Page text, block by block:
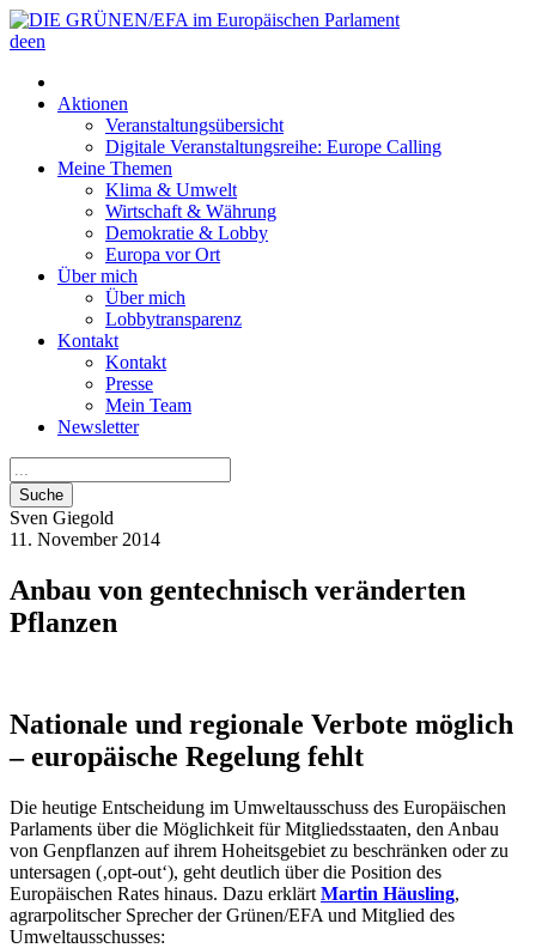
deen
Aktionen
Veranstaltungsübersicht
Digitale Veranstaltungsreihe: Europe Calling
Meine Themen
Klima & Umwelt
Wirtschaft & Währung
Demokratie & Lobby
Europa vor Ort
Über mich
Über mich
Lobbytransparenz
Kontakt
Kontakt
Presse
Mein Team
Newsletter
Suche
Sven Giegold
11. November 2014
Anbau von gentechnisch veränderten
Pflanzen
Nationale und regionale Verbote möglich
– europäische Regelung fehlt
Die heutige Entscheidung im Umweltausschuss des Europäischen
Parlaments über die Möglichkeit für Mitgliedsstaaten, den Anbau
von Genpflanzen auf ihrem Hoheitsgebiet zu beschränken oder zu
untersagen (‚opt-out‘), geht deutlich über die Position des
Europäischen Rates hinaus. Dazu erklärt Martin Häusling,
agrarpolitscher Sprecher der Grünen/EFA und Mitglied des
Umweltausschusses: